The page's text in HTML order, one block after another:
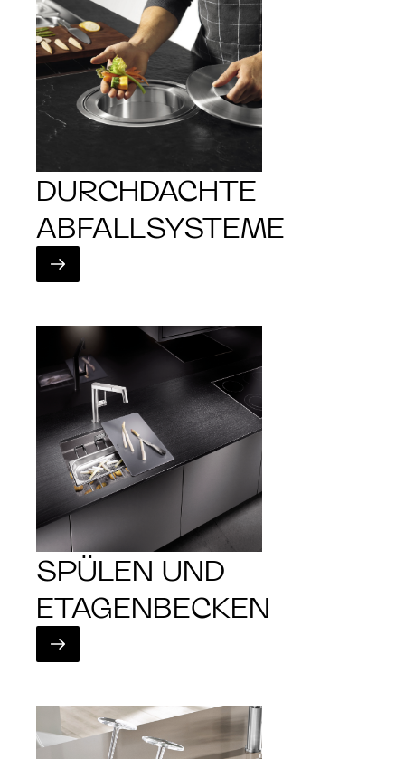
DURCHDACHTE
ABFALLSYSTEME
SPÜLEN UND
ETAGENBECKEN